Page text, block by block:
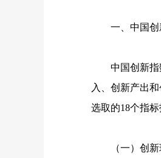
一、中国
中国创新指数
入、创新产出
选取的18个指
（一）创新